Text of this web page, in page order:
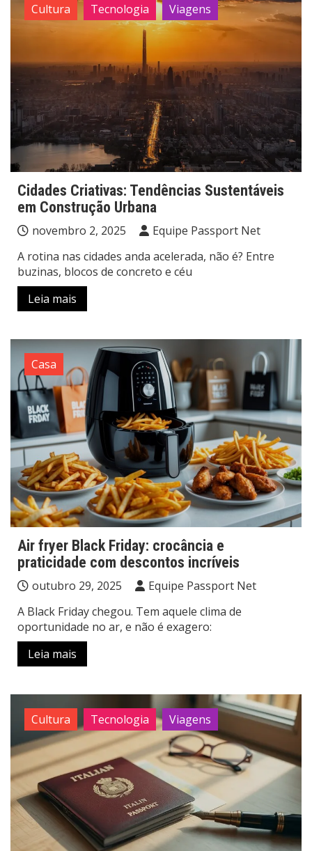
Cultura Tecnologia Viagens
Cidades Criativas: Tendências Sustentáveis
em Construção Urbana
novembro 2, 2025
Equipe Passport Net
A rotina nas cidades anda acelerada, não é? Entre
buzinas, blocos de concreto e céu
Leia mais
Casa
Air fryer Black Friday: crocância e
praticidade com descontos incríveis
outubro 29, 2025
Equipe Passport Net
A Black Friday chegou. Tem aquele clima de
oportunidade no ar, e não é exagero:
Leia mais
Cultura Tecnologia Viagens